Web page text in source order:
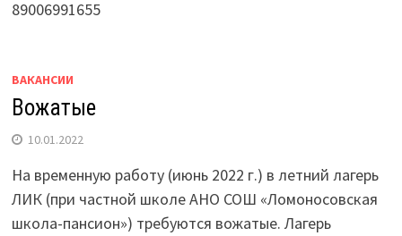
89006991655
ВАКАНСИИ
Вожатые
10.01.2022
На временную работу (июнь 2022 г.) в летний лагерь
ЛИК (при частной школе АНО СОШ «Ломоносовская
школа-пансион») требуются вожатые. Лагерь